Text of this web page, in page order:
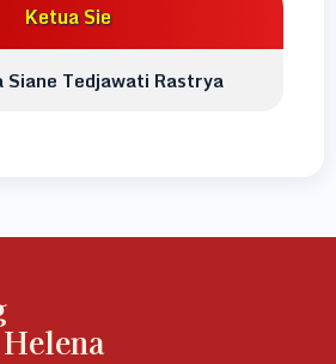
Ketua Sie
Siane Tedjawati Rastrya